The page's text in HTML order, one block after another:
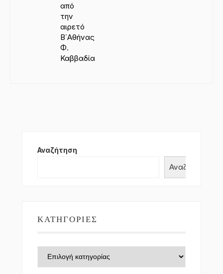
από
την
αιρετό
Β΄Αθήνας
Φ.
Καββαδία
Αναζήτηση
Αναζήτηση
ΚΑΤΗΓΟΡΊΕΣ
Κατηγορίες